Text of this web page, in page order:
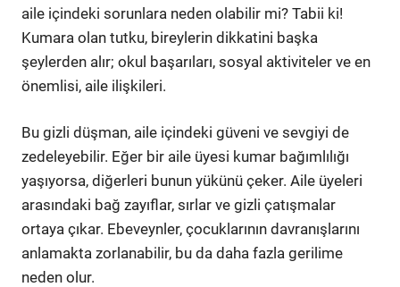
aile içindeki sorunlara neden olabilir mi? Tabii ki!
Kumara olan tutku, bireylerin dikkatini başka
şeylerden alır; okul başarıları, sosyal aktiviteler ve en
önemlisi, aile ilişkileri.
Bu gizli düşman, aile içindeki güveni ve sevgiyi de
zedeleyebilir. Eğer bir aile üyesi kumar bağımlılığı
yaşıyorsa, diğerleri bunun yükünü çeker. Aile üyeleri
arasındaki bağ zayıflar, sırlar ve gizli çatışmalar
ortaya çıkar. Ebeveynler, çocuklarının davranışlarını
anlamakta zorlanabilir, bu da daha fazla gerilime
neden olur.